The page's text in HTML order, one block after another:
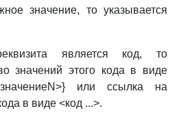
значение, то указывается
является код, то
значений этого кода в виде
или ссылка на
в виде <код ...>.